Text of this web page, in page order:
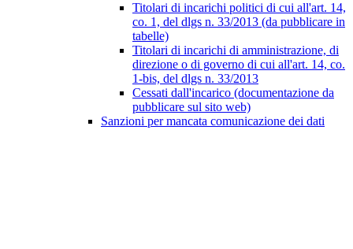
Titolari di incarichi politici di cui all'art. 14,
co. 1, del dlgs n. 33/2013 (da pubblicare in
tabelle)
Titolari di incarichi di amministrazione, di
direzione o di governo di cui all'art. 14, co.
1-bis, del dlgs n. 33/2013
Cessati dall'incarico (documentazione da
pubblicare sul sito web)
Sanzioni per mancata comunicazione dei dati